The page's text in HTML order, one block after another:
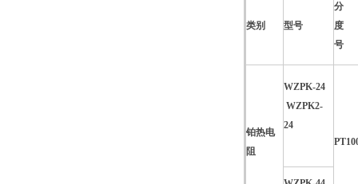
类别 型号
分
度
号
铂热电
阻
WZPK-24
WZPK2-
24